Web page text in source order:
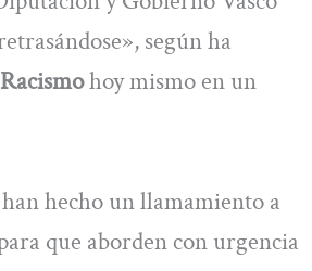
según ha
hoy mismo en un
hecho un llamamiento a
que aborden con urgencia